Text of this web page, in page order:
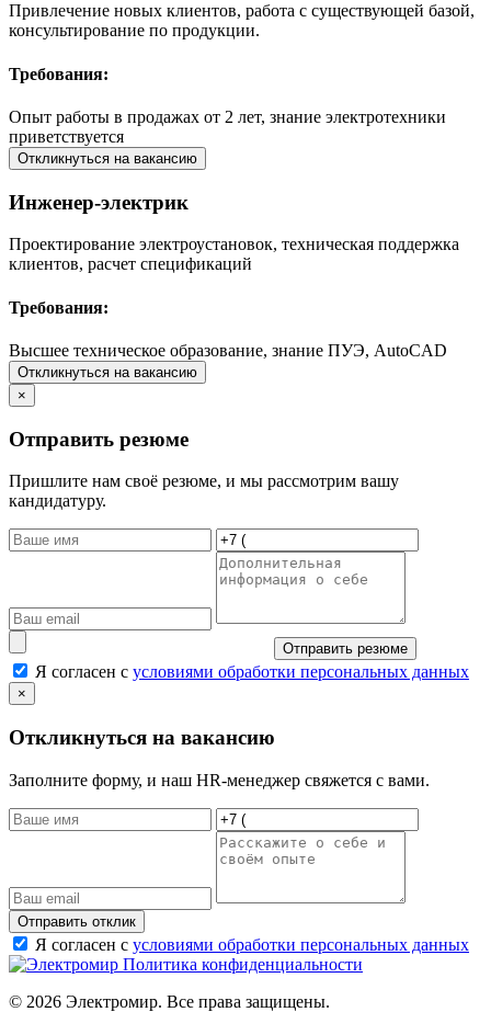
Привлечение новых клиентов, работа с существующей базой,
консультирование по продукции.
Требования:
Опыт работы в продажах от 2 лет, знание электротехники
приветствуется
Откликнуться на вакансию
Инженер-электрик
Проектирование электроустановок, техническая поддержка
клиентов, расчет спецификаций
Требования:
Высшее техническое образование, знание ПУЭ, AutoCAD
Откликнуться на вакансию
×
Отправить резюме
Пришлите нам своё резюме, и мы рассмотрим вашу
кандидатуру.
Отправить резюме
Я согласен с условиями обработки персональных данных
×
Откликнуться на вакансию
Заполните форму, и наш HR-менеджер свяжется с вами.
Отправить отклик
Я согласен с условиями обработки персональных данных
Политика конфиденциальности
© 2026 Электромир. Все права защищены.